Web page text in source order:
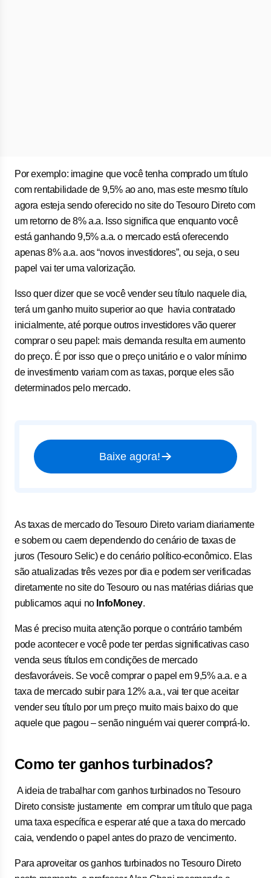
Por exemplo: imagine que você tenha comprado um título
com rentabilidade de 9,5% ao ano, mas este mesmo título
agora esteja sendo oferecido no site do Tesouro Direto com
um retorno de 8% a.a. Isso significa que enquanto você
está ganhando 9,5% a.a. o mercado está oferecendo
apenas 8% a.a. aos “novos investidores”, ou seja, o seu
papel vai ter uma valorização.
Isso quer dizer que se você vender seu título naquele dia,
terá um ganho muito superior ao que havia contratado
inicialmente, até porque outros investidores vão querer
comprar o seu papel: mais demanda resulta em aumento
do preço. É por isso que o preço unitário e o valor mínimo
de investimento variam com as taxas, porque eles são
determinados pelo mercado.
Baixe agora!
As taxas de mercado do Tesouro Direto variam diariamente
e sobem ou caem dependendo do cenário de taxas de
juros (Tesouro Selic) e do cenário político-econômico. Elas
são atualizadas três vezes por dia e podem ser verificadas
diretamente no site do Tesouro ou nas matérias diárias que
publicamos aqui no InfoMoney.
Mas é preciso muita atenção porque o contrário também
pode acontecer e você pode ter perdas significativas caso
venda seus títulos em condições de mercado
desfavoráveis. Se você comprar o papel em 9,5% a.a. e a
taxa de mercado subir para 12% a.a., vai ter que aceitar
vender seu título por um preço muito mais baixo do que
aquele que pagou – senão ninguém vai querer comprá-lo.
Como ter ganhos turbinados?
A ideia de trabalhar com ganhos turbinados no Tesouro
Direto consiste justamente em comprar um título que paga
uma taxa específica e esperar até que a taxa do mercado
caia, vendendo o papel antes do prazo de vencimento.
Para aproveitar os ganhos turbinados no Tesouro Direto